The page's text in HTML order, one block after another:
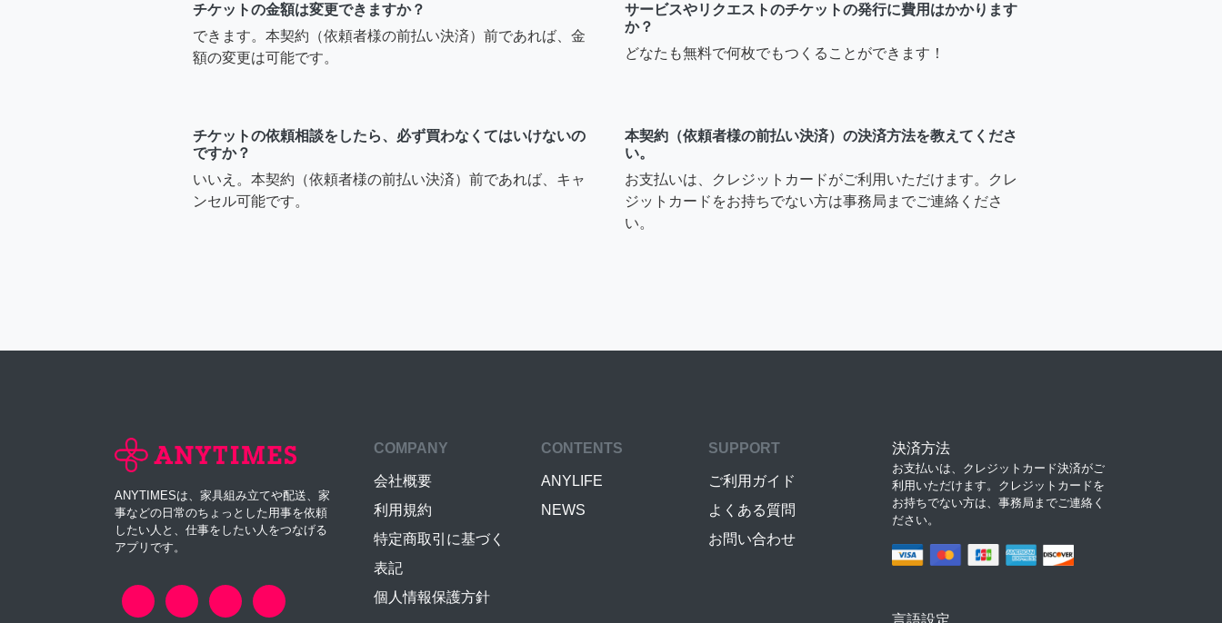
チケットの金額は変更できますか？
できます。本契約（依頼者様の前払い決済）前であれば、金
額の変更は可能です。
サービスやリクエストのチケットの発行に費用はかかります
か？
どなたも無料で何枚でもつくることができます！
チケットの依頼相談をしたら、必ず買わなくてはいけないの
ですか？
いいえ。本契約（依頼者様の前払い決済）前であれば、キャ
ンセル可能です。
本契約（依頼者様の前払い決済）の決済方法を教えてくださ
い。
お支払いは、クレジットカードがご利用いただけます。クレ
ジットカードをお持ちでない方は事務局までご連絡くださ
い。
ANYTIMESは、家具組み立てや配送、家
事などの日常のちょっとした用事を依頼
したい人と、仕事をしたい人をつなげる
アプリです。
COMPANY
会社概要
利用規約
特定商取引に基づく
表記
個人情報保護方針
CONTENTS
ANYLIFE
NEWS
SUPPORT
ご利用ガイド
よくある質問
お問い合わせ
決済方法
お支払いは、クレジットカード決済がご
利用いただけます。クレジットカードを
お持ちでない方は、事務局までご連絡く
ださい。
言語設定